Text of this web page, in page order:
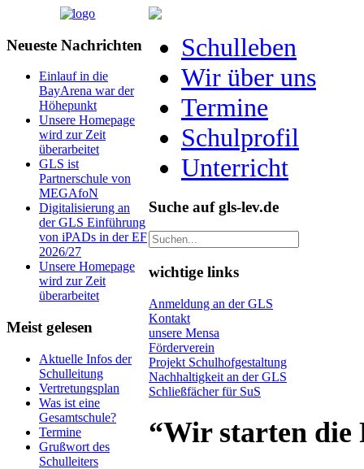
Neueste Nachrichten
Einlauf in die
BayArena war der
Höhepunkt
Unsere Homepage
wird zur Zeit
überarbeitet
GLS ist
Partnerschule von
MEGAfoN
Digitalisierung an
der GLS Einführung
von iPADs in der EF
2026/27
Unsere Homepage
wird zur Zeit
überarbeitet
Meist gelesen
Aktuelle Infos der
Schulleitung
Vertretungsplan
Was ist eine
Gesamtschule?
Termine
Grußwort des
Schulleiters
Schulleben
Wir über uns
Termine
Schulprofil
Unterricht
Suche auf gls-lev.de
wichtige links
Anmeldung an der GLS
Kontakt
unsere Mensa
Förderverein
Projekt Schulhofgestaltung
Nachhaltigkeit an der GLS
Schließfächer für SuS
“Wir starten die